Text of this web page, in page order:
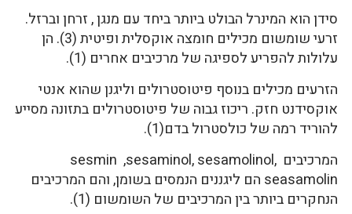
סידן הוא המינרל הבולט ביותר ביחד עם מנגן , זרחן וברזל.
זרעי שומשום מכילים חומצה אוקסלית ופיטית (3). הן
עלולות להפריע לספיגה של מרכיבים אחרים (1).
הזרעים מכילים בנוסף פיטוסטרולים וליגנן שהוא אנטי
אוקסידנט חזק. ריכוז גבוה של פיטוסטרולים בתזונה מסייע
להוריד רמה של כולסטרול בדם(1).
המרכיבים sesmin ,sesaminol, sesamolinol,
seasamolin הם ליגננים הנמסים בשומן, והם המרכיבים
הנחקרים ביותר בין המרכיבים של השומשום (1).